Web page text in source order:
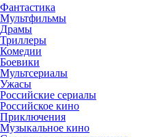
Фантастика
Мультфильмы
Драмы
Триллеры
Комедии
Боевики
Мультсериалы
Ужасы
Российские сериалы
Российское кино
Приключения
Музыкальное кино